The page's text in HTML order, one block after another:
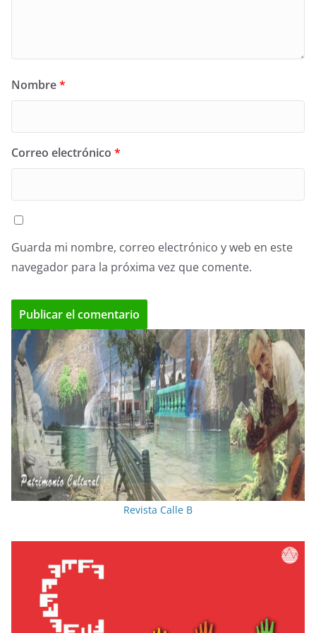
Nombre*
Correo electrónico *
Guarda mi nombre, correo electrónico y web en este
navegador para la próxima vez que comente.
Revista Calle B